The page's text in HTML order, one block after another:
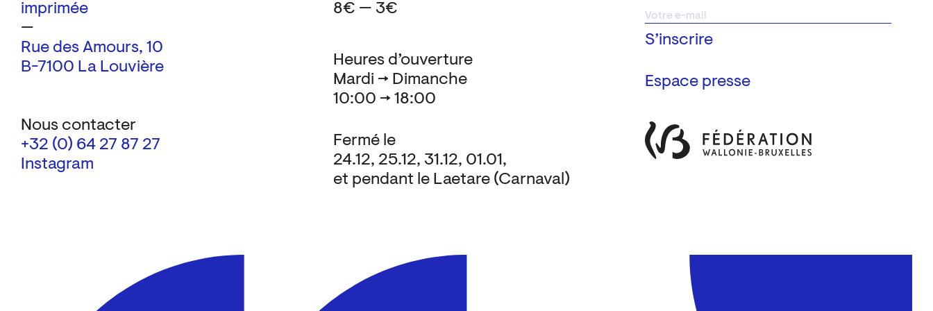
imprimée
—
Rue des Amours, 10
B-7100 La Louvière
Nous contacter
+32 (0) 64 27 87 27
Instagram
Espace presse
Heures d’ouverture
Mardi → Dimanche
10:00 → 18:00
Fermé le
24.12, 25.12, 31.12, 01.01,
et pendant le Laetare (Carnaval)
8€ — 3€